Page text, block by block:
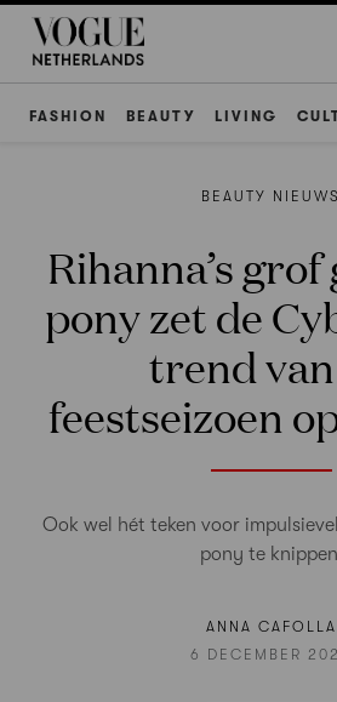
FASHION BEAUTY LIVING
BEAUTY NIEUWS
Rihanna’s
pony zet de
trend
feestseizoen
Ook wel hét teken voor
pony te
ANNA CAFOLLA
6 DECEMBER